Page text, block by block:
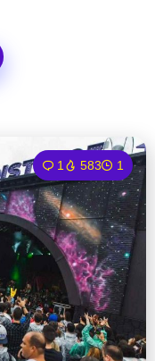
1 583 1